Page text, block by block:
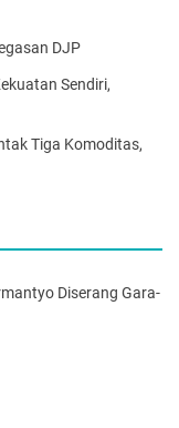
DJP
Sendiri,
Tiga Komoditas,
Diserang Gara-